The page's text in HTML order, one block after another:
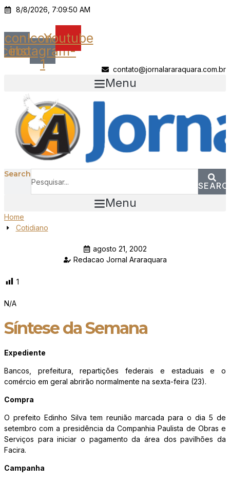
Ir
o
conteúdo
8/8/2026, 7:09:50 AM
Icon-Icon-
instagram-
1
Youtube
contato@jornalararaquara.com.br
Menu
Search
Menu
Home
Cotidiano
agosto 21, 2002
Redacao Jornal Araraquara
1
N/A
Síntese da Semana
Expediente
Bancos, prefeitura, repartições federais e estaduais e o
comércio em geral abrirão normalmente na sexta-feira (23).
Compra
O prefeito Edinho Silva tem reunião marcada para o dia 5 de
setembro com a presidência da Companhia Paulista de Obras e
Serviços para iniciar o pagamento da área dos pavilhões da
Facira.
Campanha